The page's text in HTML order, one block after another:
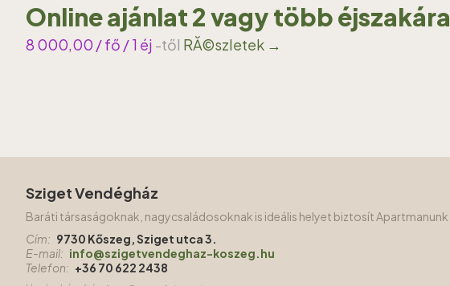
Online ajánlat 2 vagy több éjszakára
8 000,00 / fő / 1 éj -től RĂ©szletek →
Sziget Vendégház
Baráti társaságoknak, nagycsaládosoknak is ideális helyet biztosít Apartmanunk
Cím: 9730 Kőszeg, Sziget utca 3.
E-mail: info@szigetvendeghaz-koszeg.hu
Telefon: +36 70 622 2438